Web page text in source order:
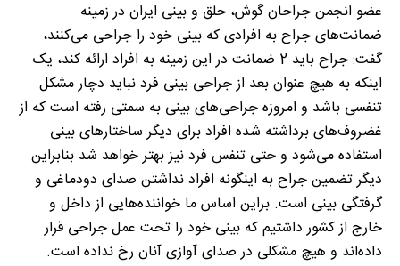
عضو انجمن جراحان گوش، حلق و بینی ایران در زمینه
ضمانت‌های جراح به افرادی که بینی خود را جراحی می‌کنند،
گفت: جراح باید 2 ضمانت در این زمینه به افراد ارائه کند، یک
اینکه به هیچ عنوان بعد از جراحی بینی فرد نباید دچار مشکل
تنفسی باشد و امروزه جراحی‌های بینی به سمتی رفته است که از
غضروف‌های برداشته شده افراد برای دیگر ساختارهای بینی
استفاده می‌شود و حتی تنفس فرد نیز بهتر خواهد شد بنابراین
دیگر تضمین جراح به اینگونه افراد نداشتن صدای دودماغی و
گرفتگی بینی است. براین اساس ما خواننده‌هایی از داخل و
خارج از کشور داشتیم که بینی خود را تحت عمل جراحی قرار
داده‌اند و هیچ مشکلی در صدای آوازی آنان رخ نداده است.